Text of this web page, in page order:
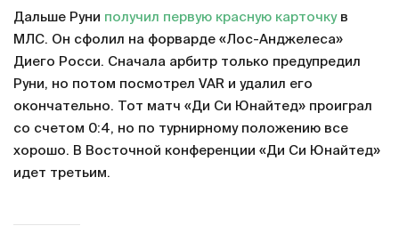
Дальше Руни получил первую красную карточкув
МЛС. Он сфолил на форварде «Лос-Анджелеса»
Диего Росси. Сначала арбитр только предупредил
Руни, но потом посмотрел VAR и удалил его
окончательно. Тот матч «Ди Си Юнайтед» проиграл
со счетом 0:4, но по турнирному положению все
хорошо. В Восточной конференции «Ди Си Юнайтед»
идет третьим.